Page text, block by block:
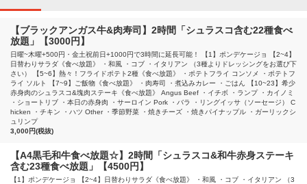
【ブラックアンガス牛&肉寿司】2時間「シュラスコ含む22種食べ
放題」【3000円】
日曜~木曜+500円・金土祝前日+1000円で3時間に延長可能！ 【1】ポンデケージョ 【2~4】
日替わりサラダ《食べ放題》 ・和風 ・コブ ・イタリアン （3種よりドレッシングをお選び下
さい） 【5~6】熱々！フライドポテト2種《食べ放題》 ・ポテトフライ コンソメ ・ポテトフ
ライ ソルト 【7~9】ご飯物《食べ放題》 ・肉寿司 ・煮込みカレー ・ごはん 【10~23】希少
赤身肉のシュラスコ&塊肉ステーキ《食べ放題》 Angus Beef ・イチボ ・ランプ ・カイノミ
・ショートリブ ・本日の赤身肉 ・サーロイン Pork ・バラ ・リングイッサ（ソーセージ） C
hicken ・チキン ・ハツ Other ・季節野菜 ・焼きチーズ ・焼きパイナップル ・ガーリックシ
ュリンプ
3,000円(税抜)
【A4黒毛和牛食べ放題☆】2時間「シュラスコ&和牛赤身ステーキ
含む23種食べ放題」【4500円】
【1】ポンデケージョ 【2~4】日替わりサラダ《食べ放題》 ・和風 ・コブ ・イタリアン （3